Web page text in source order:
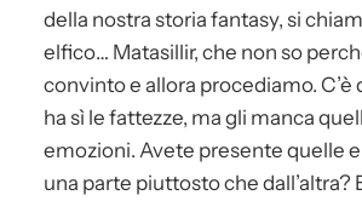
della nostra storia fantasy, si
elfico… Matasillir, che non so
convinto e allora procediamo.
ha sì le fattezze, ma gli manca
emozioni. Avete presente quelle
una parte piuttosto che dall’altra?